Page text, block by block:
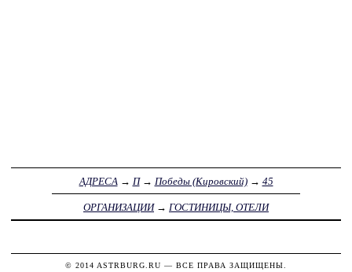
АДРЕСА → П→ Победы (Кировский)→ 45
ОРГАНИЗАЦИИ→ ГОСТИНИЦЫ, ОТЕЛИ
© 2014 ASTRBURG.RU — ВСЕ ПРАВА ЗАЩИЩЕНЫ.